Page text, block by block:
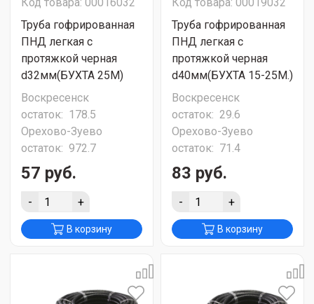
Труба гофрированная
ПНД легкая с
протяжкой черная
d32мм(БУХТА 25М)
Воскресенск
остаток: 178.5
Орехово-Зуево
остаток: 972.7
57 руб.
- +
В корзину
Труба гофрированная
ПНД легкая с
протяжкой черная
d40мм(БУХТА 15-25М.)
Воскресенск
остаток: 29.6
Орехово-Зуево
остаток: 71.4
83 руб.
- +
В корзину